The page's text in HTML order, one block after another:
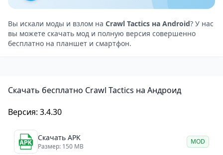
воде противников можно эффективно поражать
электрическими разрядами.
Вдобавок, уникальная механика толкания
позволяет сбрасывать невнимательных врагов с
Для дальнего боя используйте стационарные пушки
запустить зрелищную цепную реакцию и
уничтожить целый отряд противника.
Вы искали моды и взлом на Crawl Tactics на Android? У нас
вы можете скачать мод и полную версия совершенно
бесплатно на планшет и смартфон.
Скачать бесплатно Crawl Tactics на Андроид
Версия: 3.4.30
Скачать APK
Размер: 150 MB
MOD